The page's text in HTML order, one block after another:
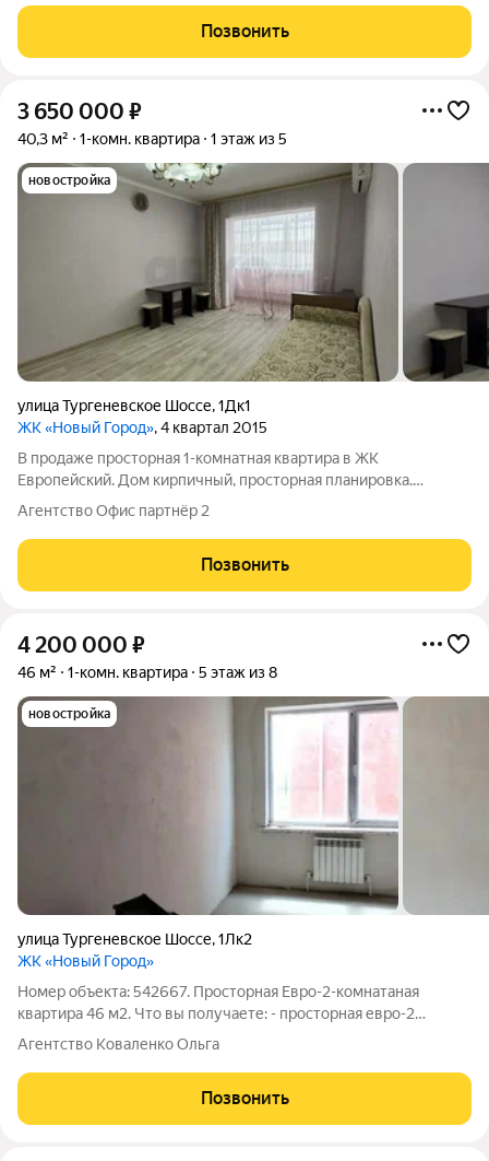
В шаговой доступности
Позвонить
3 650 000 ₽
40,3 м² 1-комн. квартира 1 этаж из 5
новостройка
улица Тургеневское Шоссе,1Дк1
ЖК «Новый Город», 4 квартал 2015
В продаже просторная 1-комнатная квартира в ЖК
Европейский. Дом кирпичный, просторная планировка.
Установлен новый двухконтурный котел. Квартира полностью
меблирована. Высокий первый этаж. Классная
инфраструктура: новая школа в 10 минутах хотьбы,
Агентство Офис партнёр 2
Позвонить
4 200 000 ₽
46 м² 1-комн. квартира 5 этаж из 8
новостройка
улица Тургеневское Шоссе,1Лк2
ЖК «Новый Город»
Номер объекта: 542667. Просторная Евро-2-комнатаная
квартира 46 м2. Что вы получаете: - просторная евро-2
комнатная квартира площадью 46 м2 на 5 этаже 8ми-этажного
позволит с комфортом
Агентство Коваленко Ольга
Позвонить